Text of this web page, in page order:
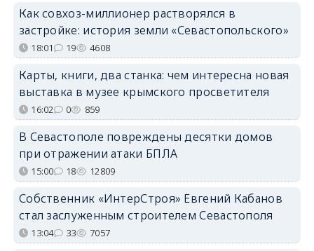
Как совхоз-миллионер растворялся в
застройке: история земли «Севастопольского»
18:01 19 4608
Карты, книги, два станка: чем интересна новая
выставка в музее крымского просветителя
16:02 0 859
В Севастополе повреждены десятки домов
при отражении атаки БПЛА
15:00 18 12809
Собственник «ИнтерСтроя» Евгений Кабанов
стал заслуженным строителем Севастополя
13:04 33 7057